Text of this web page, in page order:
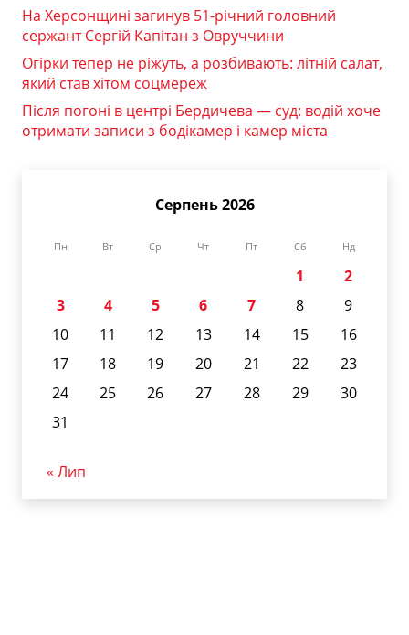
На Херсонщині загинув 51-річний головний
сержант Сергій Капітан з Овруччини
Огірки тепер не ріжуть, а розбивають: літній салат,
який став хітом соцмереж
Після погоні в центрі Бердичева — суд: водій хоче
отримати записи з бодікамер і камер міста
Серпень 2026
Пн Вт Ср Чт Пт Сб Нд
1
2
3
4 5 6 7 8
9
10
11 12 13 14 15
16
17
18 19 20 21 22
23
24
25 26 27 28 29
30
31
« Лип